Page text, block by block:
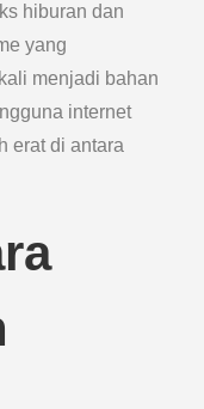
hiburan dan
yang
menjadi bahan
internet
erat di antara